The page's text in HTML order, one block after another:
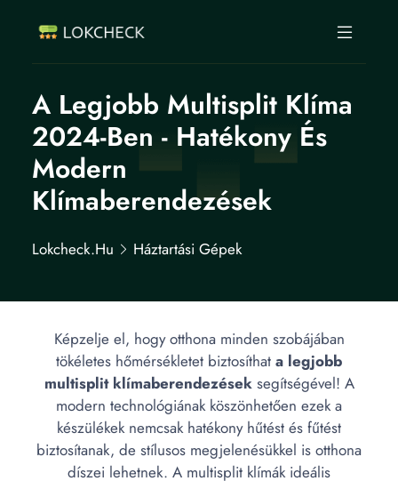
A Legjobb Multisplit Klíma
2024-Ben - Hatékony És
Modern
Klímaberendezések
Lokcheck.hu Háztartási Gépek
Képzelje el, hogy otthona minden szobájában
tökéletes hőmérsékletet biztosíthat a legjobb
multisplit klímaberendezéseksegítségével! A
modern technológiának köszönhetően ezek a
készülékek nemcsak hatékony hűtést és fűtést
biztosítanak, de stílusos megjelenésükkel is otthona
díszei lehetnek. A multisplit klímák ideális